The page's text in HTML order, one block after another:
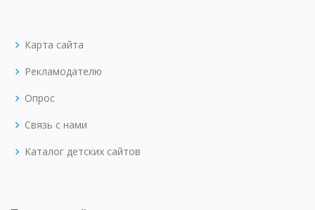
Карта сайта
Рекламодателю
Опрос
Связь с нами
Каталог детских сайтов